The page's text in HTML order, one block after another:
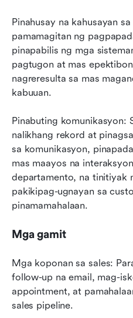
Pinahusay na kahusayan
pamamagitan ng
pinapabilis ng mga
pagtugon at mas
nagreresulta sa mas
kabuuan.
Pinabuting komunikasyon:
nalikhang rekord at
sa komunikasyon,
mas maayos na
departamento, na tinitiyak
pakikipag-ugnayan sa
pinamamahalaan.
Mga gamit
Mga koponan sa sales:
follow-up na email, mag-
appointment, at
sales pipeline.